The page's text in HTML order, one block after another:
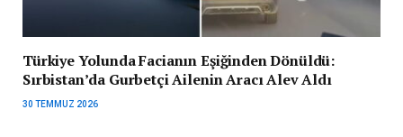
Türkiye Yolunda Facianın Eşiğinden Dönüldü:
Sırbistan’da Gurbetçi Ailenin Aracı Alev Aldı
30 TEMMUZ 2026